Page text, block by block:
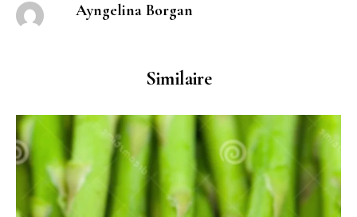
Ayngelina Borgan
Similaire